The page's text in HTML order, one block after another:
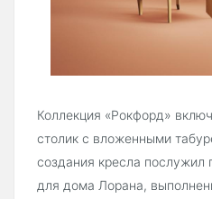
Коллекция «Рокфорд»
столик с вложенными
создания кресла послужил
для дома Лорана,